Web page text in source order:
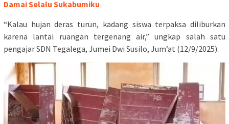
Damai Selalu Sukabumiku
“Kalau hujan deras turun, kadang siswa terpaksa diliburkan
karena lantai ruangan tergenang air,” ungkap salah satu
pengajar SDN Tegalega, Jumei Dwi Susilo, Jum’at (12/9/2025).